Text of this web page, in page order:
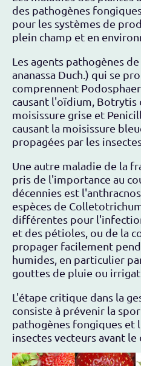
des pathogènes
pour les systèmes de
plein champ et en
Les agents pathogènes
ananassa Duch.) qui se
comprennent
causant l'oïdium, Botrytis
moisissure grise et
causant la moisissure
propagées par les
Une autre maladie de la
pris de l'importance au
décennies est
espèces de
différentes pour
et des pétioles, ou de la
propager facilement
humides, en particulier
gouttes de pluie ou
L'étape critique dans la
consiste à prévenir la
pathogènes fongiques et
insectes vecteurs avant